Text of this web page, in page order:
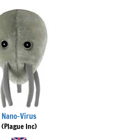
Nano-Virus
(Plague Inc)